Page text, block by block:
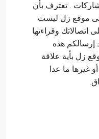
. تعترف بأن
موقع زل ليست
اتصالاتك وقراءتها
إرسالكم هذه
زل بأية علاقة
غيرها ما عدا